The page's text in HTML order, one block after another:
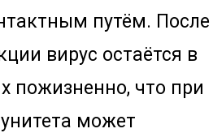
путём. После
вирус остаётся в
пожизненно, что при
может